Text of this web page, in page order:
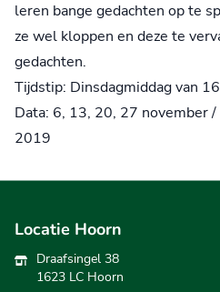
leren bange gedachten op te
ze wel kloppen en deze te
gedachten.
Tijdstip: Dinsdagmiddag van
Data: 6, 13, 20, 27 november
2019
Locatie Hoorn
Draafsingel 38
1623 LC Hoorn